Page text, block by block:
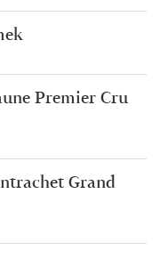
Premier Cru
Grand